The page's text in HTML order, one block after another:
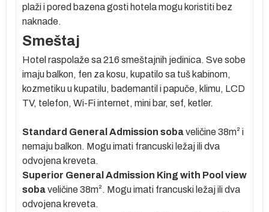
plaži i pored bazena gosti hotela mogu koristiti bez
naknade.
Smeštaj
Hotel raspolaže sa 216 smeštajnih jedinica. Sve sobe
imaju balkon, fen za kosu, kupatilo sa tuš kabinom,
kozmetiku u kupatilu, bademantil i papuče, klimu, LCD
TV, telefon, Wi-Fi internet, mini bar, sef, ketler.
Standard General Admission sobaveličine 38m² i
nemaju balkon. Mogu imati francuski ležaj ili dva
odvojena kreveta.
Superior General Admission King with Pool view
sobaveličine 38m². Mogu imati francuski ležaj ili dva
odvojena kreveta.